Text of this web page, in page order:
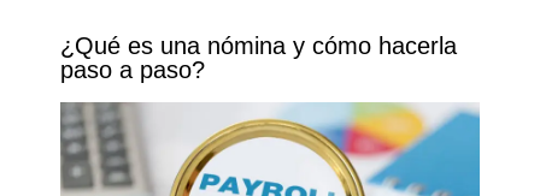
¿Qué es una nómina y cómo hacerla
paso a paso?